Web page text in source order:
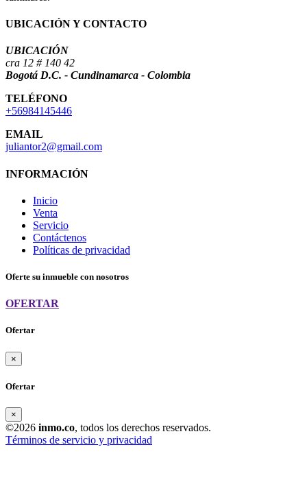
UBICACIÓN Y CONTACTO
UBICACIÓN
cra 12 # 140 42
Bogotá D.C. - Cundinamarca - Colombia
TELÉFONO
+56984145446
EMAIL
juliantor2@gmail.com
INFORMACIÓN
Inicio
Venta
Servicio
Contáctenos
Políticas de privacidad
Oferte su inmueble con nosotros
OFERTAR
Ofertar
×
Ofertar
×
©2026 inmo.co, todos los derechos reservados.
Términos de servicio y privacidad